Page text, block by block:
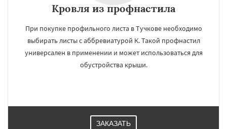
Кровля из профнастила
При покупке профильного листа в Тучкове необходимо
выбирать листы с аббревиатурой К. Такой профнастил
универсален в применении и может использоваться для
обустройства крыши.
ЗАКАЗАТЬ